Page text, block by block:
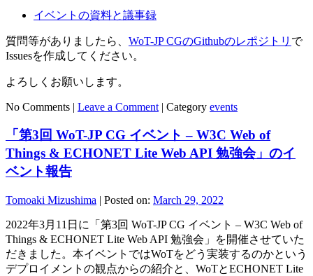
イベントの資料と議事録
質問等がありましたら、 WoT-JP CGのGithubのレポジトリ で
Issuesを作成してください。
よろしくお願いします。
No Comments | Leave a Comment | Category events
「第3回 WoT-JP CG イベント – W3C Web of
Things & ECHONET Lite Web API 勉強会」のイ
ベント報告
Tomoaki Mizushima | Posted on: March 29, 2022
2022年3月11日に「第3回 WoT-JP CG イベント – W3C Web of
Things & ECHONET Lite Web API 勉強会」を開催させていた
だきました。本イベントではWoTをどう実装するのかという
デプロイメントの観点からの紹介と、WoTとECHONET Lite